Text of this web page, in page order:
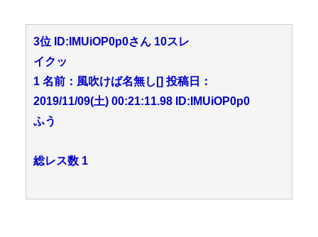
3位 ID:IMUiOP0p0さん 10スレ
イクッ
1 名前：風吹けば名無し[] 投稿日：
2019/11/09(土) 00:21:11.98 ID:IMUiOP0p0
ふう
総レス数 1